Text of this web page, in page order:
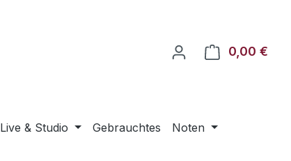
0,00 €
Live & Studio Gebrauchtes
Noten